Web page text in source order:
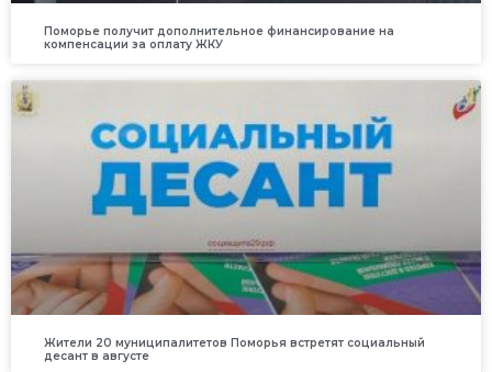
Поморье получит дополнительное финансирование на
компенсации за оплату ЖКУ
Жители 20 муниципалитетов Поморья встретят социальный
десант в августе